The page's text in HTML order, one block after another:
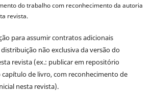
do trabalho com reconhecimento da autoria
revista.
para assumir contratos adicionais
não exclusiva da versão do
revista (ex.: publicar em repositório
de livro, com reconhecimento de
nesta revista).